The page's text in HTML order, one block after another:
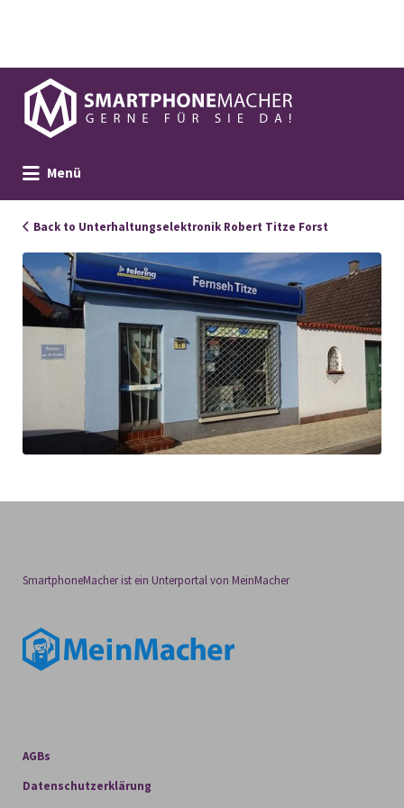
Suchen
nach:
Menü
460_Titze_Ladenansicht_neu
Back to Unterhaltungselektronik Robert Titze Forst
SmartphoneMacher ist ein Unterportal von MeinMacher
AGBs
Datenschutzerklärung